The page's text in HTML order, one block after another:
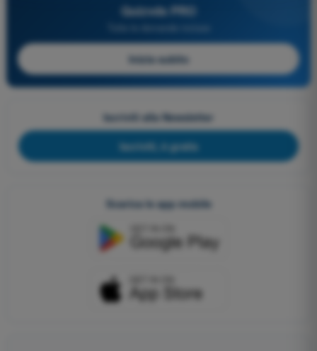
Quizvds PRO
Inizia subito
Iscriviti alla Newsletter
Iscriviti, è gratis
Scarica le app mobile